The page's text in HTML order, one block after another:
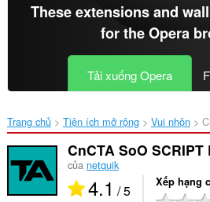
These extensions and
for theOpera
Tải xuống Opera
Trang chủ Tiện ích mở rộng Vui nhộn
CnCTA SoO SCRIPT
của netquik
4.1 / 5 Xếp hạng